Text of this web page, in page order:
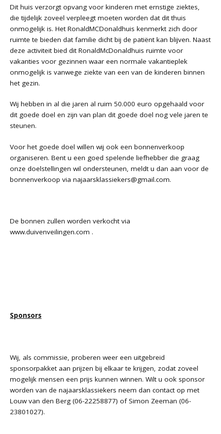
Dit huis verzorgt opvang voor kinderen met ernstige ziektes,
die tijdelijk zoveel verpleegt moeten worden dat dit thuis
onmogelijk is. Het RonaldMCDonaldhuis kenmerkt zich door
ruimte te bieden dat familie dicht bij de patiënt kan blijven. Naast
deze activiteit bied dit RonaldMcDonaldhuis ruimte voor
vakanties voor gezinnen waar een normale vakantieplek
onmogelijk is vanwege ziekte van een van de kinderen binnen
het gezin.
Wij hebben in al die jaren al ruim 50.000 euro opgehaald voor
dit goede doel en zijn van plan dit goede doel nog vele jaren te
steunen.
Voor het goede doel willen wij ook een bonnenverkoop
organiseren. Bent u een goed spelende liefhebber die graag
onze doelstellingen wil ondersteunen, meldt u dan aan voor de
bonnenverkoop via najaarsklassiekers@gmail.com.
De bonnen zullen worden verkocht via
www.duivenveilingen.com .
Sponsors
Wij, als commissie, proberen weer een uitgebreid
sponsorpakket aan prijzen bij elkaar te krijgen, zodat zoveel
mogelijk mensen een prijs kunnen winnen. Wilt u ook sponsor
worden van de najaarsklassiekers neem dan contact op met
Louw van den Berg (06-22258877) of Simon Zeeman (06-
23801027).